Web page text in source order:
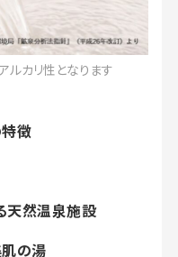
ルカリ性となります
徴
天然温泉施設
の湯